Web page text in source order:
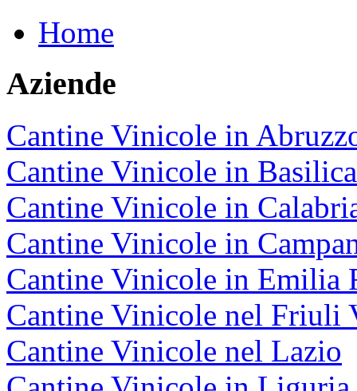
Home
Aziende
Cantine Vinicole in
Cantine Vinicole in
Cantine Vinicole in
Cantine Vinicole in
Cantine Vinicole in Emilia
Cantine Vinicole nel Friuli
Cantine Vinicole nel Lazio